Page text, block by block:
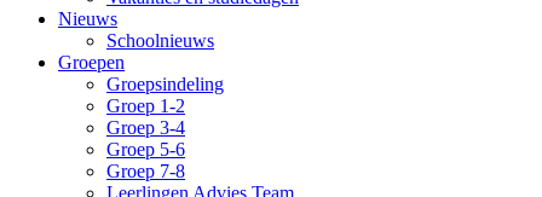
Nieuws
Schoolnieuws
Groepen
Groepsindeling
Groep 1-2
Groep 3-4
Groep 5-6
Groep 7-8
Leerlingen Advies Team